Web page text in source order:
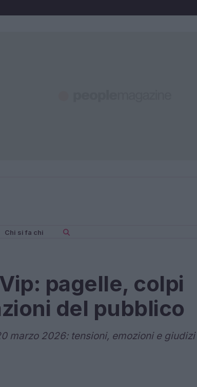
Chi si fa chi
pagelle, colpi
del pubblico
marzo 2026: tensioni, emozioni e giudizi